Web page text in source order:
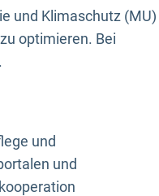
und Klimaschutz (MU)
optimieren. Bei
und
und